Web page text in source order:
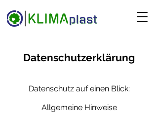
Datenschutzerklärung
Datenschutz auf einen Blick:
Allgemeine Hinweise